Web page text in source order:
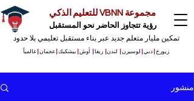
مجموعة VBNN للتعليم الذكي
رؤية تتجاوز الحاضر نحو المستقبل
تمكين مليار متعلم جديد عبر بناء مستقبل تعليمي بلا حدود
زيورخ دبي لوسيرن لندن ريغا أوش بيشكيك عجمان |عالمياً
منشور